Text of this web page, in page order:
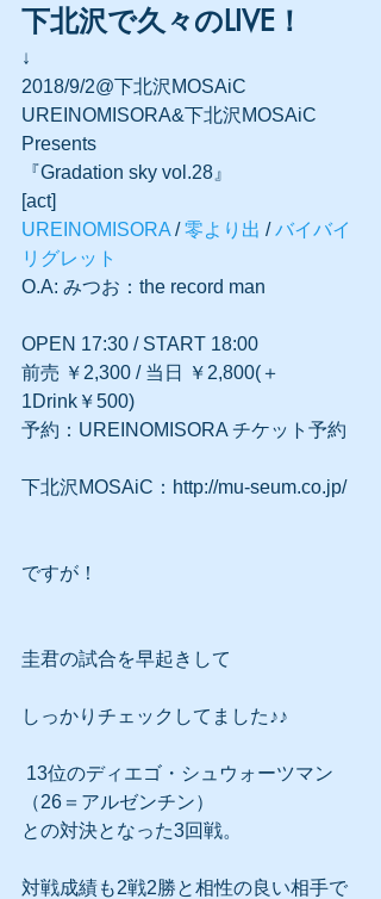
下北沢で久々のLIVE！
↓
2018/9/2@下北沢MOSAiC
UREINOMISORA&下北沢MOSAiC
Presents
『Gradation sky vol.28』
[act]
UREINOMISORA / 零より出 / バイバイ
リグレット
O.A: みつお：the record man
OPEN 17:30 / START 18:00
前売 ￥2,300 / 当日 ￥2,800(＋
1Drink￥500)
予約：UREINOMISORA チケット予約
下北沢MOSAiC：http://mu-seum.co.jp/
ですが！
圭君の試合を早起きして
しっかりチェックしてました♪♪
（26＝アルゼンチン）
との対決となった3回戦。
対戦成績も2戦2勝と相性の良い相手で